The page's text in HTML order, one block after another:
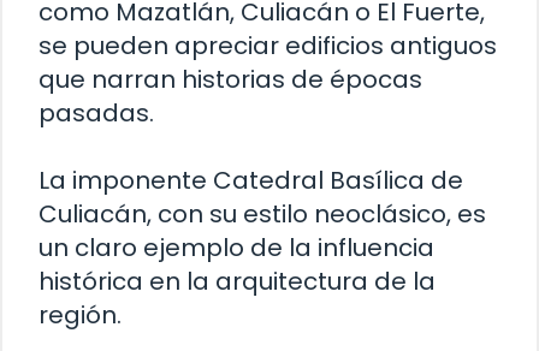
como Mazatlán, Culiacán o El Fuerte,
se pueden apreciar edificios antiguos
que narran historias de épocas
pasadas.
La imponente Catedral Basílica de
Culiacán, con su estilo neoclásico, es
un claro ejemplo de la influencia
histórica en la arquitectura de la
región.